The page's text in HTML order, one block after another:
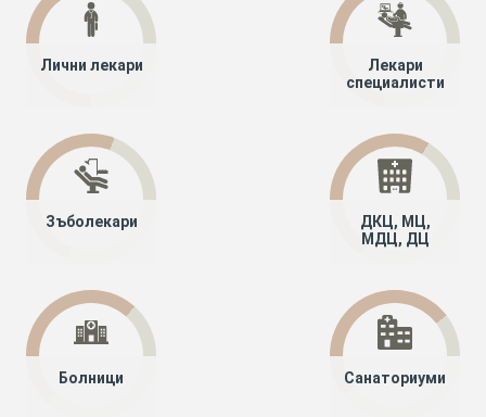
Лични лекари
Лекари
специалисти
Зъболекари
ДКЦ, МЦ,
МДЦ, ДЦ
Болници Санаториуми